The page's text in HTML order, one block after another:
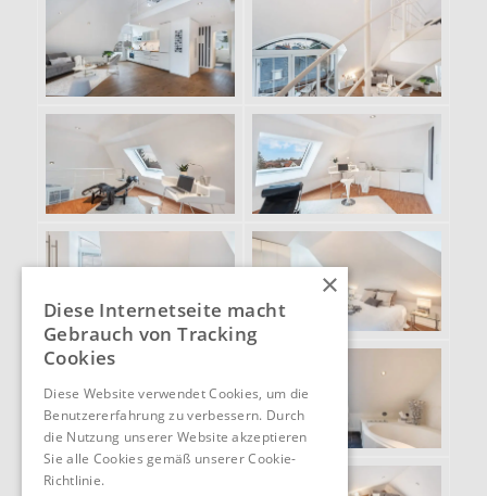
×
Diese Internetseite macht
Gebrauch von Tracking
Cookies
Diese Website verwendet Cookies, um die
Benutzererfahrung zu verbessern. Durch
die Nutzung unserer Website akzeptieren
Sie alle Cookies gemäß unserer Cookie-
Richtlinie.